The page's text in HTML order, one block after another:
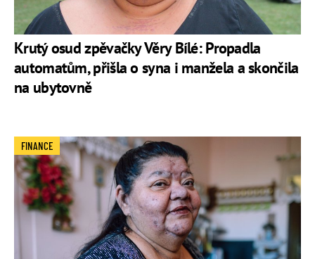
Krutý osud zpěvačky Věry Bílé: Propadla
automatům, přišla o syna i manžela a skončila
na ubytovně
FINANCE